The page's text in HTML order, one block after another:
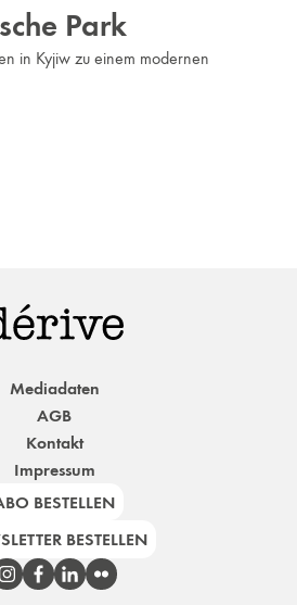
Park
in Kyjiw zu einem modernen
Mediadaten
AGB
Kontakt
Impressum
BESTELLEN
BESTELLEN